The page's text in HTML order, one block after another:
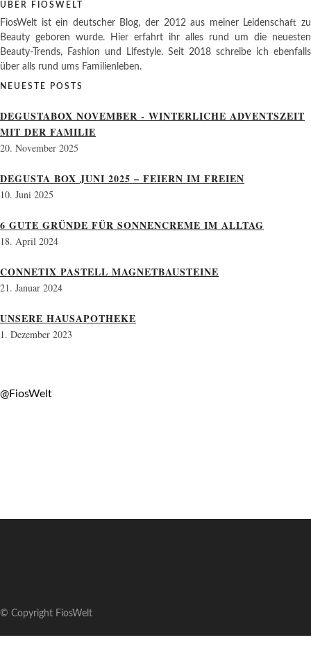
ÜBER FIOSWELT
FiosWelt ist ein deutscher Blog, der 2012 aus meiner Leidenschaft zu
Beauty geboren wurde. Hier erfahrt ihr alles rund um die neuesten
Beauty-Trends, Fashion und Lifestyle. Seit 2018 schreibe ich ebenfalls
über alls rund ums Familienleben.
NEUESTE POSTS
DEGUSTABOX NOVEMBER - WINTERLICHE ADVENTSZEIT
MIT DER FAMILIE
20. November 2025
DEGUSTA BOX JUNI 2025 – FEIERN IM FREIEN
10. Juni 2025
6 GUTE GRÜNDE FÜR SONNENCREME IM ALLTAG
18. April 2024
CONNETIX PASTELL MAGNETBAUSTEINE
21. Januar 2024
UNSERE HAUSAPOTHEKE
1. Dezember 2023
@FiosWelt
© Copyright FiosWelt